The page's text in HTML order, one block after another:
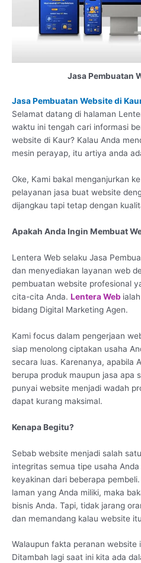
Jasa Pembuatan
Jasa Pembuatan Website di
Selamat datang di halaman
waktu ini tengah cari informasi
website di Kaur? Kalau Anda
mesin perayap, itu artiya anda
Oke, Kami bakal menganjurkan
pelayanan jasa buat website
dijangkau tapi tetap dengan
Apakah Anda Ingin Membuat
Lentera Web selaku Jasa
dan menyediakan layanan web
pembuatan website profesional
cita-cita Anda. Lentera Web
bidang Digital Marketing Agen.
Kami focus dalam pengerjaan
siap menolong ciptakan usaha
secara luas. Karenanya, apabila
berupa produk maupun jasa apa
punyai website menjadi wadah
dapat kurang maksimal.
Kenapa Begitu?
Sebab website menjadi salah
integritas semua tipe usaha
keyakinan dari beberapa
laman yang Anda miliki, maka
bisnis Anda. Tapi, tidak jarang
dan memandang kalau website
Walaupun fakta peranan website
Ditambah lagi saat ini kita ada